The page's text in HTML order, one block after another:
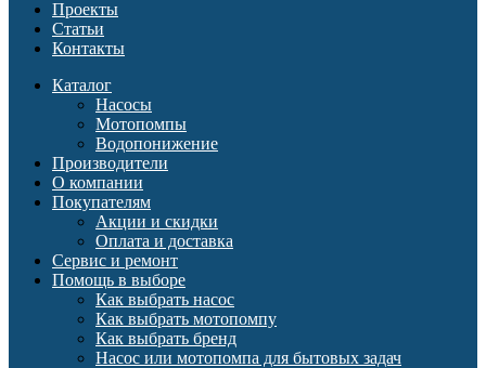
Проекты
Статьи
Контакты
Каталог
Насосы
Мотопомпы
Водопонижение
Производители
О компании
Покупателям
Акции и скидки
Оплата и доставка
Сервис и ремонт
Помощь в выборе
Как выбрать насос
Как выбрать мотопомпу
Как выбрать бренд
Насос или мотопомпа для бытовых задач